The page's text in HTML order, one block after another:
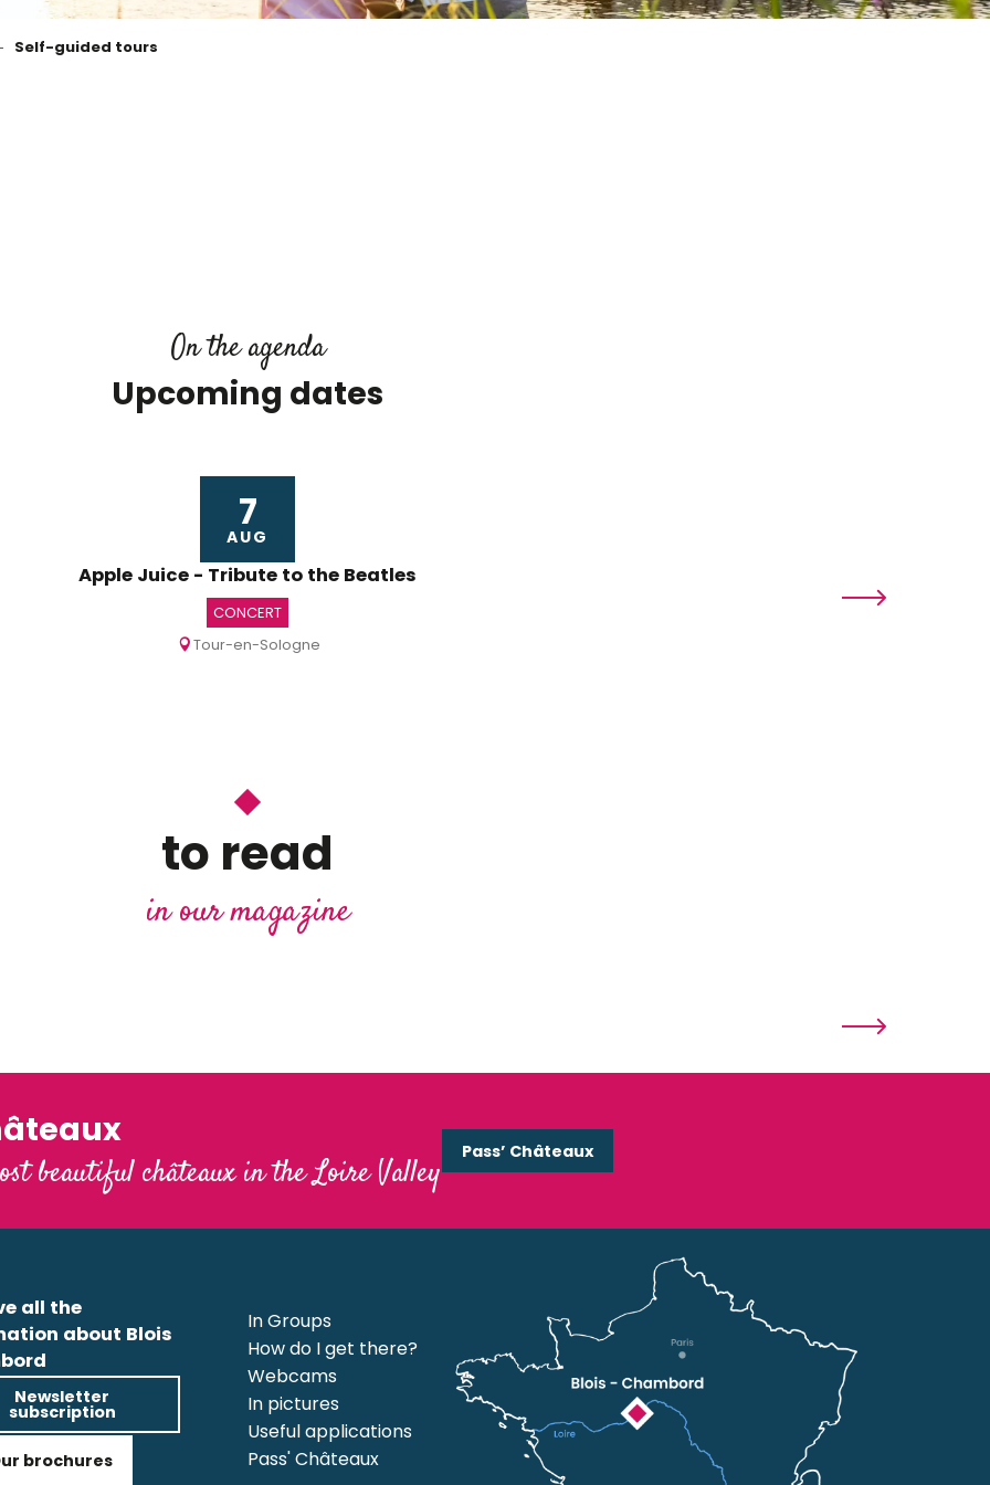
Self-guided tours
On the agenda
Upcoming dates
7
AUG
Apple Juice - Tribute to the Beatles
CONCERT
Tour-en-Sologne
to read
in our magazine
beautiful châteaux in the Loire Valley
Pass’ Châteaux
all the
about Blois
Newsletter
subscription
brochures
In Groups
How do I get there?
Webcams
In pictures
Useful applications
Pass' Châteaux